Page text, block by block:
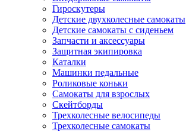
Гироскутеры
Детские двухколесные самокаты
Детские самокаты с сиденьем
Запчасти и аксессуары
Защитная экипировка
Каталки
Машинки педальные
Роликовые коньки
Самокаты для взрослых
Скейтборды
Трехколесные велосипеды
Трехколесные самокаты